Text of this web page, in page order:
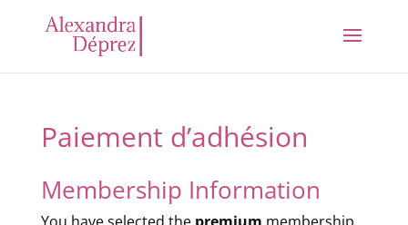
Paiement d’adhésion
Membership Information